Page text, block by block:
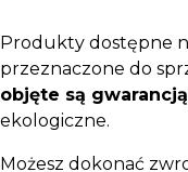
Produkty dostępne
przeznaczone do
objęte są gwarancją
ekologiczne.
Możesz dokonać